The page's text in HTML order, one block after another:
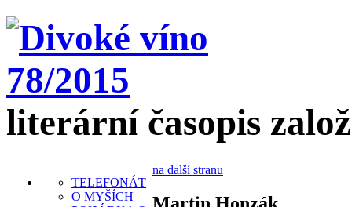
literární časopis
TELEFONÁT
O MYŠÍCH
na další stranu
Martin Honzák